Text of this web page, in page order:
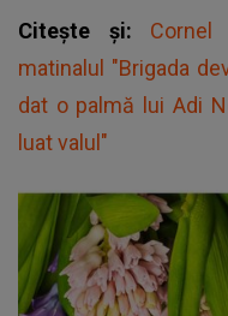
Citește și:
matinalul "Brigada
dat o palmă lui Adi
luat valul"